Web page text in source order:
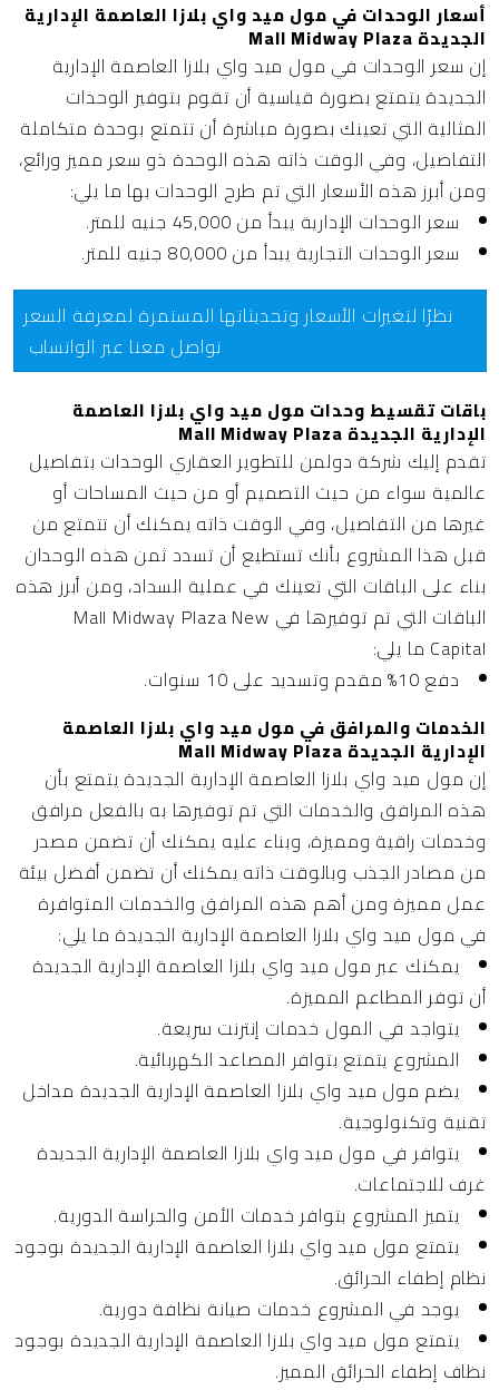
أسعار الوحدات في مول ميد واي بلازا العاصمة الإدارية
الجديدة Mall Midway Plaza
إن سعر الوحدات في مول ميد واي بلازا العاصمة الإدارية
الجديدة يتمتع بصورة قياسية أن تقوم بتوفير الوحدات
المثالية التي تعينك بصورة مباشرة أن تتمتع بوحدة متكاملة
التفاصيل، وفي الوقت ذاته هذه الوحدة ذو سعر مميز ورائع،
ومن أبرز هذه الأسعار التي تم طرح الوحدات بها ما يلي:
سعر الوحدات الإدارية يبدأ من 45,000 جنيه للمتر.
سعر الوحدات التجارية يبدأ من 80,000 جنيه للمتر.
نظرًا لتغيرات الأسعار وتحديثاتها المستمرة لمعرفة السعر
تواصل معنا عبر الواتساب
باقات تقسيط وحدات مول ميد واي بلازا العاصمة
الإدارية الجديدة Mall Midway Plaza
تقدم إليك شركة دولمن للتطوير العقاري الوحدات بتفاصيل
عالمية سواء من حيث التصميم أو من حيث المساحات أو
غيرها من التفاصيل، وفي الوقت ذاته يمكنك أن تتمتع من
قبل هذا المشروع بأنك تستطيع أن تسدد ثمن هذه الوحدان
بناء على الباقات التي تعينك في عملية السداد، ومن أبرز هذه
الباقات التي تم توفيرها في Mall Midway Plaza New
Capital ما يلي:
دفع 10% مقدم وتسديد على 10 سنوات.
الخدمات والمرافق في مول ميد واي بلازا العاصمة
الإدارية الجديدة Mall Midway Plaza
إن مول ميد واي بلازا العاصمة الإدارية الجديدة يتمتع بأن
هذه المرافق والخدمات التي تم توفيرها به بالفعل مرافق
وخدمات راقية ومميزة، وبناء عليه يمكنك أن تضمن مصدر
من مصادر الجذب وبالوقت ذاته يمكنك أن تضمن أفضل بيئة
عمل مميزة ومن أهم هذه المرافق والخدمات المتوافرة
في مول ميد واي بلازا العاصمة الإدارية الجديدة ما يلي:
يمكنك عبر مول ميد واي بلازا العاصمة الإدارية الجديدة
أن توفر المطاعم المميزة.
يتواجد في المول خدمات إنترنت سريعة.
المشروع يتمتع بتوافر المصاعد الكهربائية.
يضم مول ميد واي بلازا العاصمة الإدارية الجديدة مداخل
تقنية وتكنولوجية.
يتوافر في مول ميد واي بلازا العاصمة الإدارية الجديدة
غرف للاجتماعات.
يتميز المشروع بتوافر خدمات الأمن والحراسة الدورية.
يتمتع مول ميد واي بلازا العاصمة الإدارية الجديدة بوجود
نظام إطفاء الحرائق.
يوجد في المشروع خدمات صيانة نظافة دورية.
يتمتع مول ميد واي بلازا العاصمة الإدارية الجديدة بوجود
نظاف إطفاء الحرائق المميز.